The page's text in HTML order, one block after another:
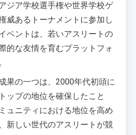
ジア学校選手権や世界学校ゲ
威あるトーナメントに参加し
ベントは、若いアスリートの
的な友情を育むプラットフォ
果の一つは、2000年代初頭に
ップの地位を確保したこと
ュニティにおける地位を高め
新しい世代のアスリートが競